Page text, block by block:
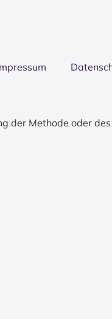
der Methode oder